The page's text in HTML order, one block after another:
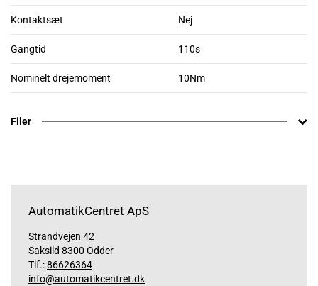
Kontaktsæt Nej
Gangtid 110s
Nominelt drejemoment 10Nm
Filer
AutomatikCentret ApS
Strandvejen 42
Saksild 8300 Odder
Tlf.:86626364
info@automatikcentret.dk